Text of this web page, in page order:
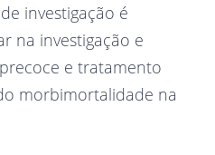
investigação é
na investigação e
e tratamento
morbimortalidade na